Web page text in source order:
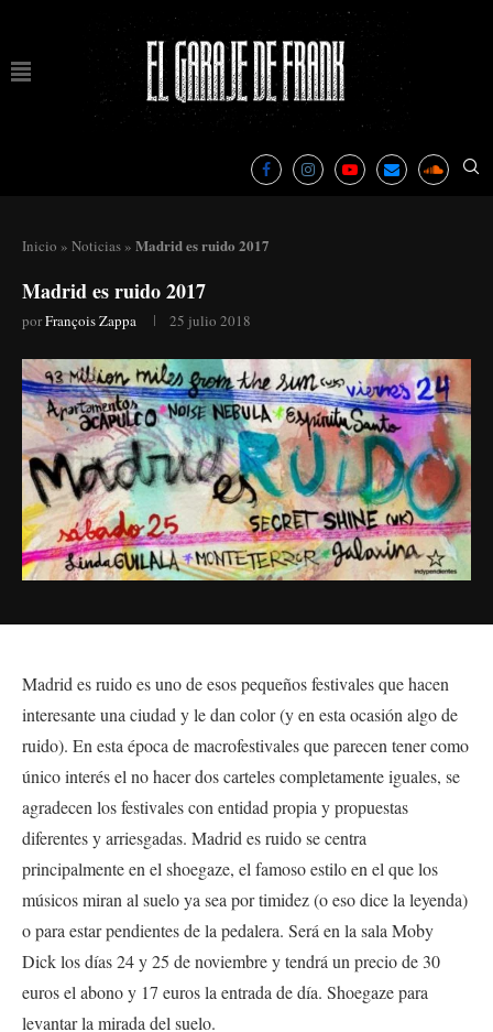
Inicio » Noticias » Madrid es ruido 2017
Madrid es ruido 2017
porFrançois Zappa 25 julio 2018
Madrid es ruido es uno de esos pequeños festivales que hacen
interesante una ciudad y le dan color (y en esta ocasión algo de
ruido). En esta época de macrofestivales que parecen tener como
único interés el no hacer dos carteles completamente iguales, se
agradecen los festivales con entidad propia y propuestas
diferentes y arriesgadas. Madrid es ruido se centra
principalmente en el shoegaze, el famoso estilo en el que los
músicos miran al suelo ya sea por timidez (o eso dice la leyenda)
o para estar pendientes de la pedalera. Será en la sala Moby
Dick los días 24 y 25 de noviembre y tendrá un precio de 30
euros el abono y 17 euros la entrada de día. Shoegaze para
levantar la mirada del suelo.